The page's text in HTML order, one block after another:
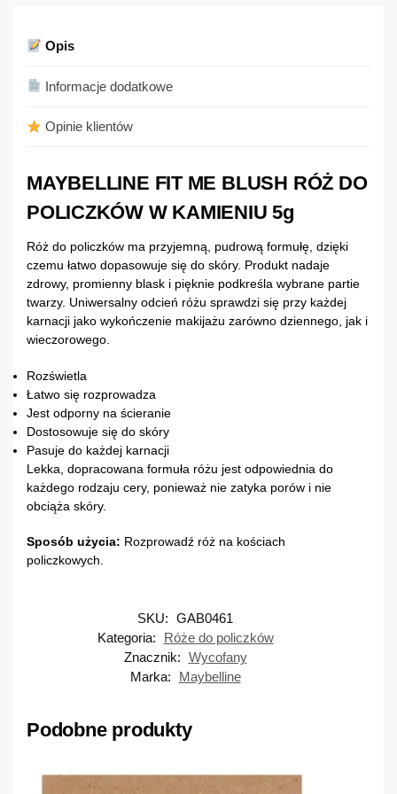
Opis
Informacje dodatkowe
Opinie klientów
MAYBELLINE FIT ME BLUSH RÓŻ DO
POLICZKÓW W KAMIENIU 5g
Róż do policzków ma przyjemną, pudrową formułę, dzięki
czemu łatwo dopasowuje się do skóry. Produkt nadaje
zdrowy, promienny blask i pięknie podkreśla wybrane partie
twarzy. Uniwersalny odcień różu sprawdzi się przy każdej
karnacji jako wykończenie makijażu zarówno dziennego, jak i
wieczorowego.
Rozświetla
Łatwo się rozprowadza
Jest odporny na ścieranie
Dostosowuje się do skóry
Pasuje do każdej karnacji
Lekka, dopracowana formuła różu jest odpowiednia do
każdego rodzaju cery, ponieważ nie zatyka porów i nie
obciąża skóry.
Sposób użycia: Rozprowadź róż na kościach
policzkowych.
SKU: GAB0461
Kategoria:
Róże do policzków
Znacznik: Wycofany
Marka:
Maybelline
Podobne produkty